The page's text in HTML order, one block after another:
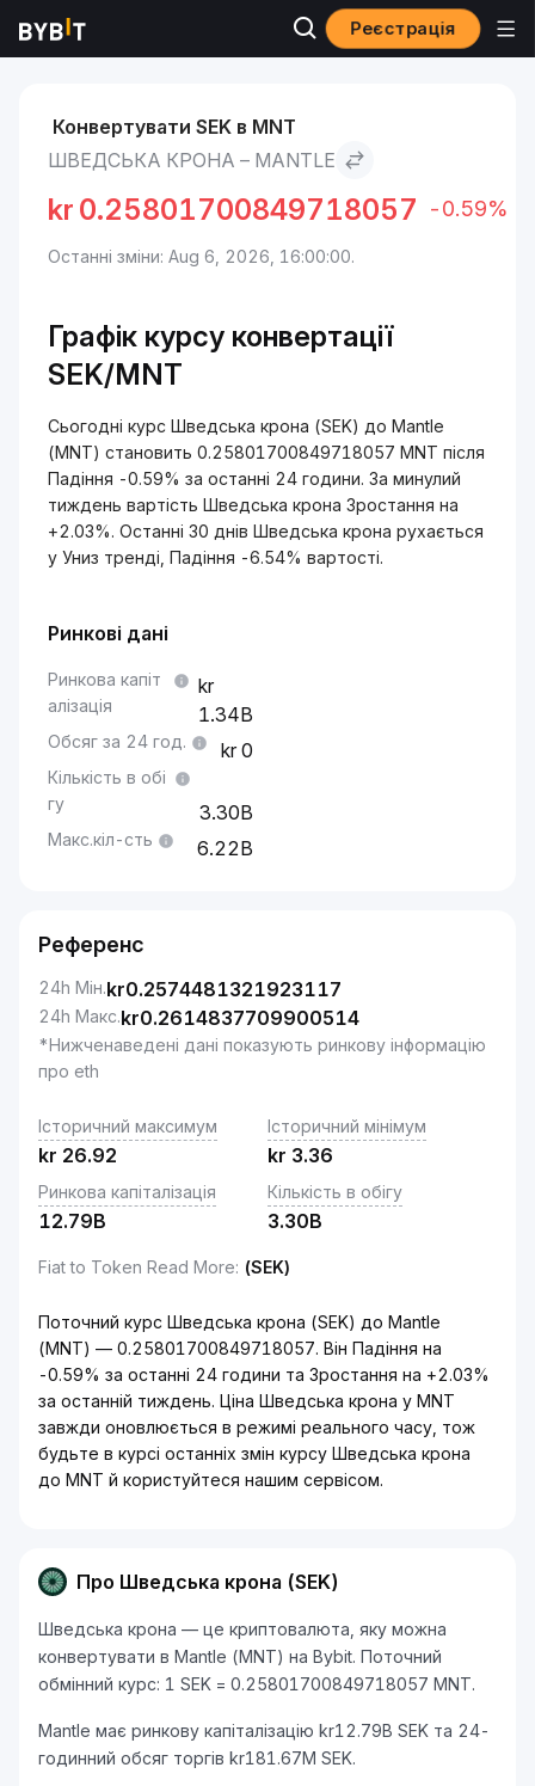
Реєстрація
Ринки Шведська крона to Mantle
Конвертувати SEK в MNT
ШВЕДСЬКА КРОНА – MANTLE
kr 0.25801700849718057 -0.59%
Останні зміни: Aug 6, 2026, 16:00:00.
Графік курсу конвертації
SEK/MNT
Сьогодні курс Шведська крона (SEK) до Mantle
(MNT) становить 0.25801700849718057 MNT після
Падіння -0.59% за останні 24 години. За минулий
тиждень вартість Шведська крона Зростання на
+2.03%. Останні 30 днів Шведська крона рухається
у Униз тренді, Падіння -6.54% вартості.
Ринкові дані
Ринкова капіт
алізація
1.34B
Обсяг за 24 год. 0
Кількість в обі
гу
3.30B
Макс.кіл-сть 6.22B
Референс
24h Мін.kr0.2574481321923117
24h Макс.kr0.2614837709900514
*Нижченаведені дані показують ринкову інформацію
про eth
Історичний максимум
kr 26.92
Історичний мінімум
kr 3.36
Ринкова капіталізація
12.79B
Кількість в обігу
3.30B
Fiat to Token Read More: (SEK)
Поточний курс Шведська крона (SEK) до Mantle
(MNT) — 0.25801700849718057. Він Падіння на
-0.59% за останні 24 години та Зростання на +2.03%
за останній тиждень. Ціна Шведська крона у MNT
завжди оновлюється в режимі реального часу, тож
будьте в курсі останніх змін курсу Шведська крона
до MNT й користуйтеся нашим сервісом.
Про Шведська крона (SEK)
Шведська крона — це криптовалюта, яку можна
конвертувати в Mantle (MNT) на Bybit. Поточний
обмінний курс: 1 SEK = 0.25801700849718057 MNT.
Mantle має ринкову капіталізацію kr12.79B SEK та 24-
годинний обсяг торгів kr181.67M SEK.